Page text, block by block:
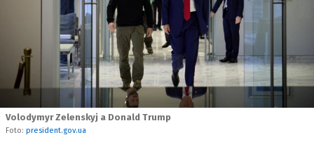
Volodymyr Zelenskyj a Donald Trump
Foto: president.gov.ua